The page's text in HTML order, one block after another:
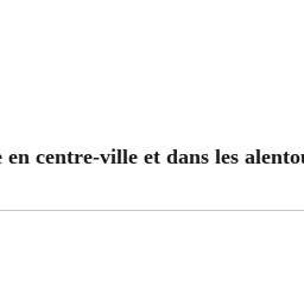
centre-ville et dans les